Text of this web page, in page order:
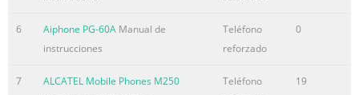
6 Aiphone PG-60A Manual de
instrucciones
Teléfono
reforzado
0
7
ALCATEL Mobile Phones M250
Teléfono
19